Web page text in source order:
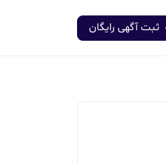
ثبت آگهی رایگان